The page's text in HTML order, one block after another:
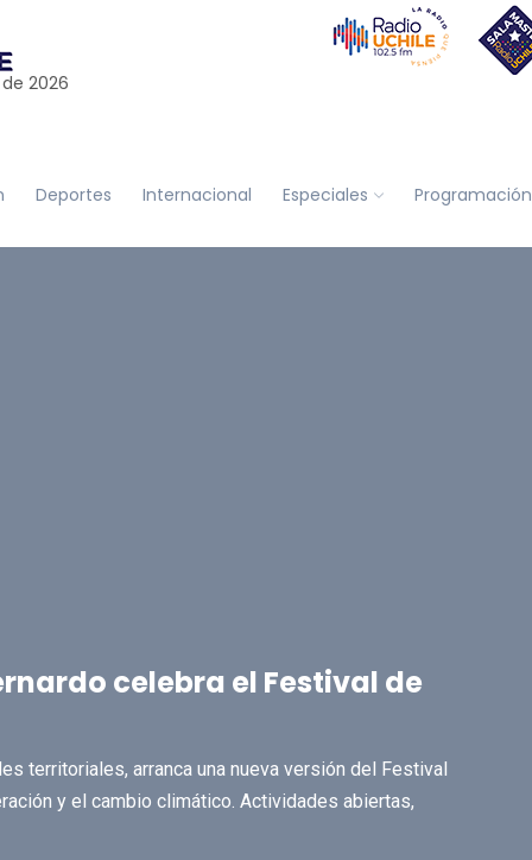
de 2026
Deportes Internacional Especiales Programación
celebra el Festival de
territoriales, arranca una nueva versión del Festival
y el cambio climático. Actividades abiertas,